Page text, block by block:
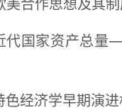
美合作思想及其
代国家资产总量
色经济学早期演